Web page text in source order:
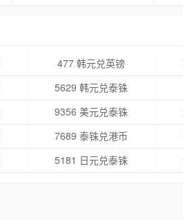
477 韩元兑英镑
5629 韩元兑泰铢
9356 美元兑泰铢
7689 泰铢兑港币
5181 日元兑泰铢